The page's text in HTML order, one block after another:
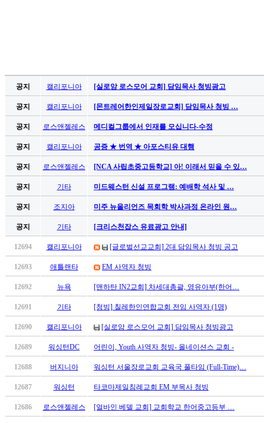
공지 캘리포니아 [실로암 로스모어 교회] 담임목사 청빙광고
공지 캘리포니아 [몬트레어한인제일장로교회] 담임목사 청빙 …
공지 로스앤젤레스 메디컬그룹에서 인재를 모십니다-수정
공지 캘리포니아 공증 ★ 번역 ★ 아포스티유 대행
공지 로스앤젤레스 [NCA 사립초중고등학교] 아! 이래서 믿을 수 있…
공지 기타 미드웨스턴 신설 프로그램: 예배학 석사 및 …
공지 조지아 미주 뉴올리언즈 목회학 박사과정 온라인 원…
공지 기타 [크리스천잡스 유료광고 안내]
12694 캘리포니아 [글로벌선교교회] 2대 담임목사 청빙 공고
12693 애틀랜타 EM 사역자 청빙
12692 뉴욕 [맨하탄 IN2교회] 차세대총괄, 영유아부(한어…
12691 기타 [청빙] 칠레한인연합교회 전임 사역자 (1명)
12690 캘리포니아 [실로암 로스모어 교회] 담임목사 청빙광고
12689 워싱턴DC 어린이, Youth 사역자 청빙- 올네이션스 교회 -
12688 버지니아 워싱턴 서울장로교회 교육국 풀타임 (Full-Time)…
12687 워싱턴 타코마제일침례교회 EM 부목사 청빙
12686 로스앤젤레스 [얼바인 베델 교회] 교회학교 한어중고등부 …